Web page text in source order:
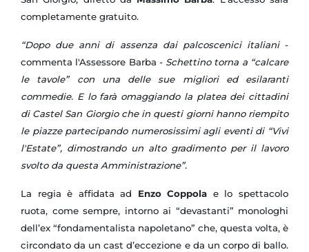
completamente gratuito.
“Dopo due anni di assenza dai palcoscenici italiani-
commenta l'Assessore Barba - Schettino torna a “calcare
le tavole” con una delle sue migliori ed esilaranti
commedie. E lo farà omaggiando la platea dei cittadini
di Castel San Giorgio che in questi giorni hanno riempito
le piazze partecipando numerosissimi agli eventi di “Vivi
l'Estate”, dimostrando un alto gradimento per il lavoro
svolto da questa Amministrazione”.
La regia è affidata ad Enzo Coppola e lo spettacolo
ruota, come sempre, intorno ai “devastanti” monologhi
dell’ex “fondamentalista napoletano” che, questa volta, è
circondato da un cast d’eccezione e da un corpo di ballo.